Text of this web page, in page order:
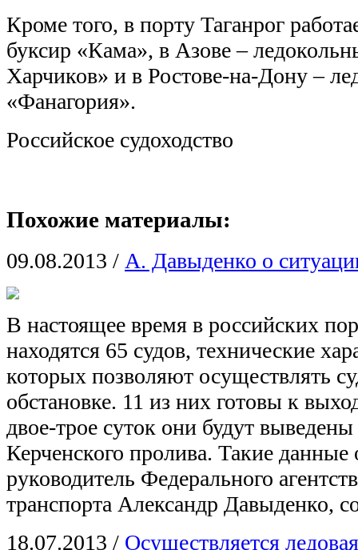
Кроме того, в порту Таганрог
буксир «Кама», в Азове –
Харчиков» и в Ростове-на-Дону –
«Фанагория».
Российское судоходство
Похожие материалы:
09.08.2013 / А. Давыденко о
В настоящее время в российских
находятся 65 судов, технические
которых позволяют осуществлять
обстановке. 11 из них готовы к
двое-трое суток они будут
Керченского пролива. Такие данные
руководитель Федерального
транспорта Александр Давыденко,
18.07.2013 / Осуществляется